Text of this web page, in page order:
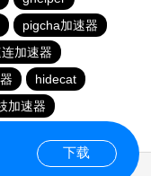
pigcha加速器
加速器
hidecat
加速器
下载